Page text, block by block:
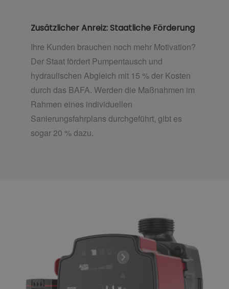
Zusätzlicher Anreiz: Staatliche Förderung
Ihre Kunden brauchen noch mehr Motivation?
Der Staat fördert Pumpentausch und
hydraulischen Abgleich mit 15 % der Kosten
durch das BAFA. Werden die Maßnahmen im
Rahmen eines individuellen
Sanierungsfahrplans durchgeführt, gibt es
sogar 20 % dazu.